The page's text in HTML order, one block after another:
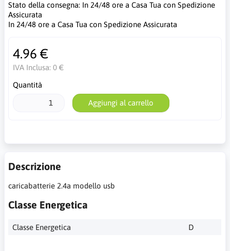
Stato della consegna: In 24/48 ore a Casa Tua con Spedizione
Assicurata
In 24/48 ore a Casa Tua con Spedizione Assicurata
4.96 €
IVA Inclusa: 0 €
Quantità
Aggiungi al carrello
Descrizione
caricabatterie 2.4a modello usb
Classe Energetica
Classe Energetica D